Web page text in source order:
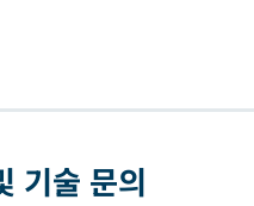
기술 문의